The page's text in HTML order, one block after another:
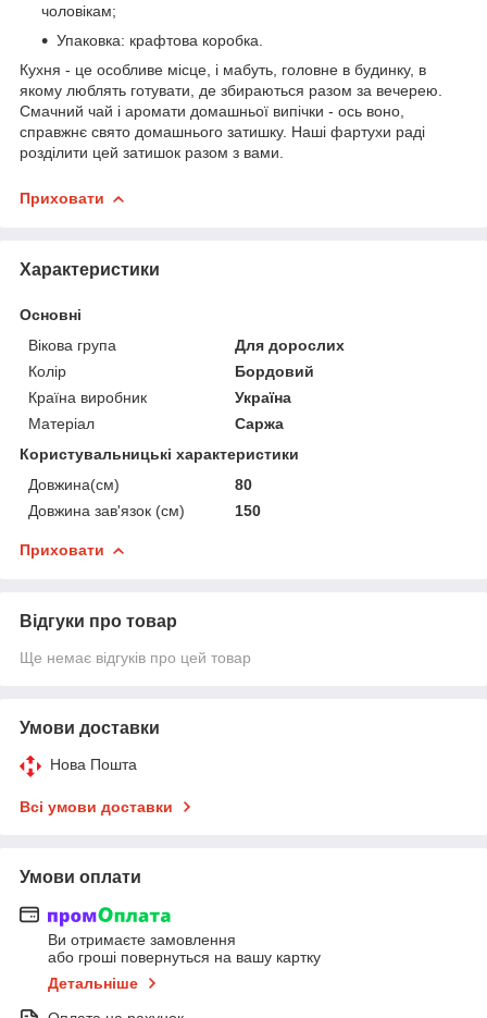
чоловікам;
Упаковка: крафтова коробка.
Кухня - це особливе місце, і мабуть, головне в будинку, в
якому люблять готувати, де збираються разом за вечерею.
Смачний чай і аромати домашньої випічки - ось воно,
справжнє свято домашнього затишку. Наші фартухи раді
розділити цей затишок разом з вами.
Приховати
Характеристики
Основні
Вікова група
Для дорослих
Колір
Бордовий
Країна виробник
Україна
Матеріал
Саржа
Користувальницькі характеристики
Довжина(см)
80
Довжина зав'язок (см)
150
Приховати
Відгуки про товар
Ще немає відгуків про цей товар
Умови доставки
Нова Пошта
Всі умови доставки
Умови оплати
Ви отримаєте замовлення
або гроші повернуться на вашу картку
Детальніше